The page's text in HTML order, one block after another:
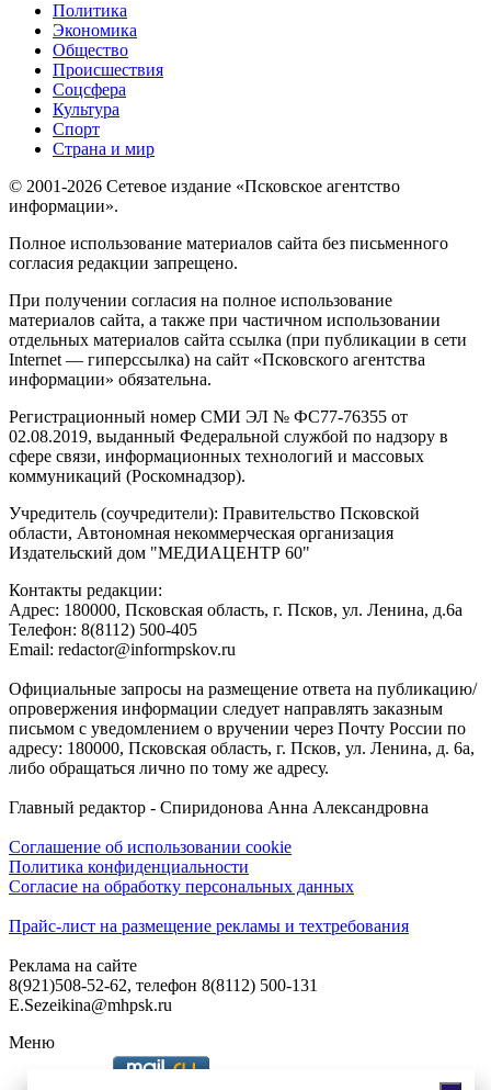
Политика
Экономика
Общество
Происшествия
Соцсфера
Культура
Спорт
Страна и мир
© 2001-2026 Сетевое издание «Псковское агентство
информации».
Полное использование материалов сайта без письменного
согласия редакции запрещено.
При получении согласия на полное использование
материалов сайта, а также при частичном использовании
отдельных материалов сайта ссылка (при публикации в сети
Internet — гиперссылка) на сайт «Псковского агентства
информации» обязательна.
Регистрационный номер СМИ ЭЛ № ФС77-76355 от
02.08.2019, выданный Федеральной службой по надзору в
сфере связи, информационных технологий и массовых
коммуникаций (Роскомнадзор).
Учредитель (соучредители): Правительство Псковской
области, Автономная некоммерческая организация
Издательский дом "МЕДИАЦЕНТР 60"
Контакты редакции:
Адреc: 180000, Псковская область, г. Псков, ул. Ленина, д.6а
Телефон: 8(8112) 500-405
Email: redactor@informpskov.ru
Официальные запросы на размещение ответа на публикацию/
опровержения информации следует направлять заказным
письмом с уведомлением о вручении через Почту России по
адресу: 180000, Псковская область, г. Псков, ул. Ленина, д. 6а,
либо обращаться лично по тому же адресу.
Главный редактор - Спиридонова Анна Александровна
Соглашение об использовании cookie
Политика конфиденциальности
Согласие на обработку персональных данных
Прайс-лист на размещение рекламы и техтребования
Реклама на сайте
8(921)508-52-62, телефон 8(8112) 500-131
E.Sezeikina@mhpsk.ru
Меню